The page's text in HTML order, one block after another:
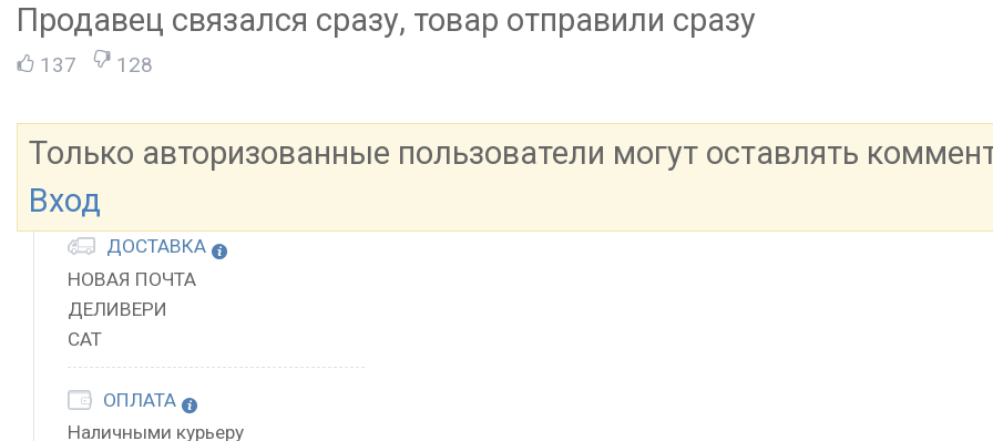
Продавец связался сразу, товар отправили сразу
137 128
Только авторизованные пользователи могут оставлять
Вход
ДОСТАВКА
НОВАЯ ПОЧТА
ДЕЛИВЕРИ
САТ
ОПЛАТА
Наличными курьеру